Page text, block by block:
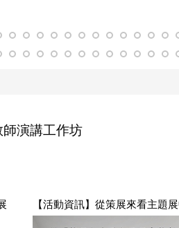
師演講工作坊
【活動資訊】從策展來看主題